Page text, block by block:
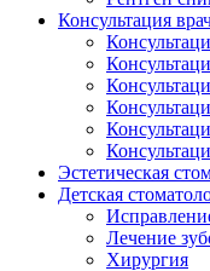
Консультация
Эстетическая
Детская
Лечение
Хирургия